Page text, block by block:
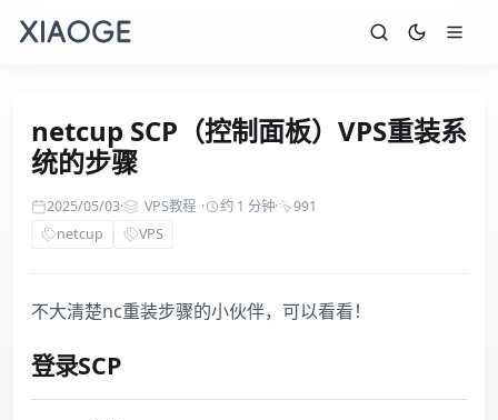
netcup SCP（控制面板）VPS重装系
统的步骤
2025/05/03· VPS教程 · 约 1 分钟·
991
netcup
VPS
不大清楚nc重装步骤的小伙伴，可以看看！
登录SCP